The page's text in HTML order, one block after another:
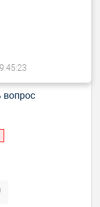
вопрос